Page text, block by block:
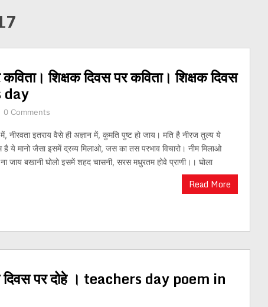
शिक्षक दिवस पर कविता। शिक्षक दिवस
day
0 Comments
इतराय वैसे ही अज्ञान में, कुमति पुष्ट हो जाय। मति है नीरज तुल्य ये
है ये मानो जैसा इसमें द्रव्य मिलाओ, जस का तस परभाव विचारो। नीम मिलाओ
जाय बखानी घोलो इसमें शहद चासनी, सरस मधुरतम होवे प्राणी।। घोला
Read More
दिवस पर दोहे । teachers day poem in